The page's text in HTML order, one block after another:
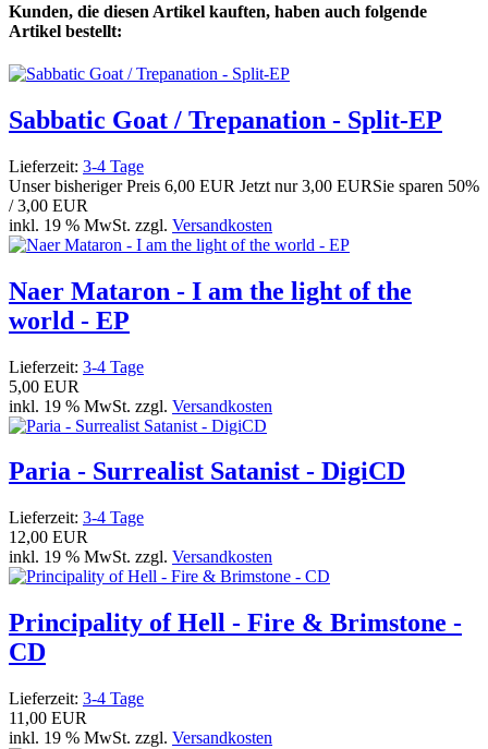
Kunden, die diesen Artikel kauften, haben auch folgende
Artikel bestellt:
Sabbatic Goat / Trepanation - Split-EP
Lieferzeit: 3-4 Tage
Unser bisheriger Preis 6,00 EUR Jetzt nur3,00 EURSie sparen 50%
/ 3,00 EUR
inkl. 19 % MwSt. zzgl. Versandkosten
Naer Mataron - I am the light of the
world - EP
Lieferzeit: 3-4 Tage
5,00 EUR
inkl. 19 % MwSt. zzgl. Versandkosten
Paria - Surrealist Satanist - DigiCD
Lieferzeit: 3-4 Tage
12,00 EUR
inkl. 19 % MwSt. zzgl. Versandkosten
Principality of Hell - Fire & Brimstone -
CD
Lieferzeit: 3-4 Tage
11,00 EUR
inkl. 19 % MwSt. zzgl. Versandkosten